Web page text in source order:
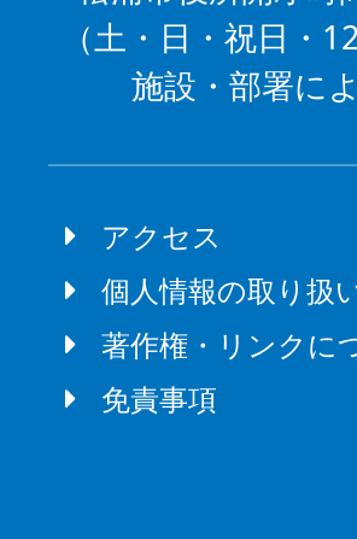
（土・日・祝日・
施設・部署に
アクセス
個人情報の取り扱
著作権・リンクに
免責事項